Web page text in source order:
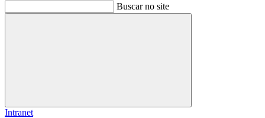
Buscar no site
Buscar
Intranet